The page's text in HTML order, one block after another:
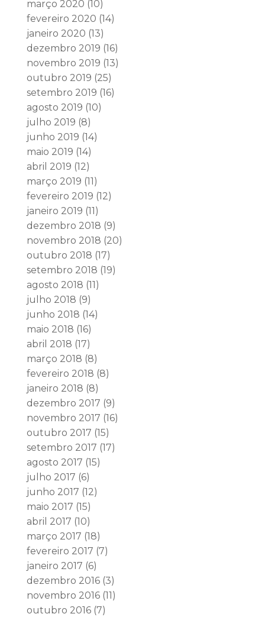
março 2020 (10)
fevereiro 2020 (14)
janeiro 2020 (13)
dezembro 2019 (16)
novembro 2019 (13)
outubro 2019 (25)
setembro 2019 (16)
agosto 2019 (10)
julho 2019 (8)
junho 2019 (14)
maio 2019 (14)
abril 2019 (12)
março 2019 (11)
fevereiro 2019 (12)
janeiro 2019 (11)
dezembro 2018 (9)
novembro 2018 (20)
outubro 2018 (17)
setembro 2018 (19)
agosto 2018 (11)
julho 2018 (9)
junho 2018 (14)
maio 2018 (16)
abril 2018 (17)
março 2018 (8)
fevereiro 2018 (8)
janeiro 2018 (8)
dezembro 2017 (9)
novembro 2017 (16)
outubro 2017 (15)
setembro 2017 (17)
agosto 2017 (15)
julho 2017 (6)
junho 2017 (12)
maio 2017 (15)
abril 2017 (10)
março 2017 (18)
fevereiro 2017 (7)
janeiro 2017 (6)
dezembro 2016(3)
novembro 2016(11)
outubro 2016(7)